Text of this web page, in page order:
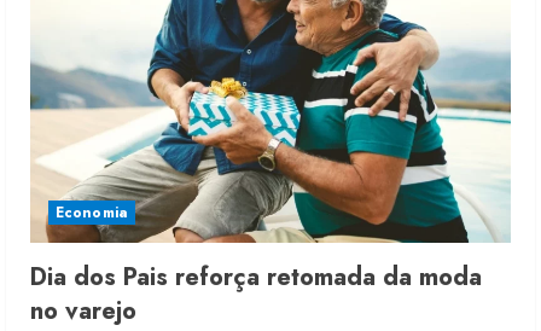
Economia
Dia dos Pais reforça retomada da moda
no varejo